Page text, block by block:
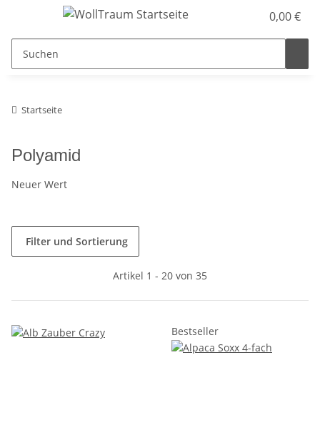
0,00 €
Startseite
Polyamid
Neuer Wert
Filter und Sortierung
Artikel 1 - 20 von 35
Bestseller